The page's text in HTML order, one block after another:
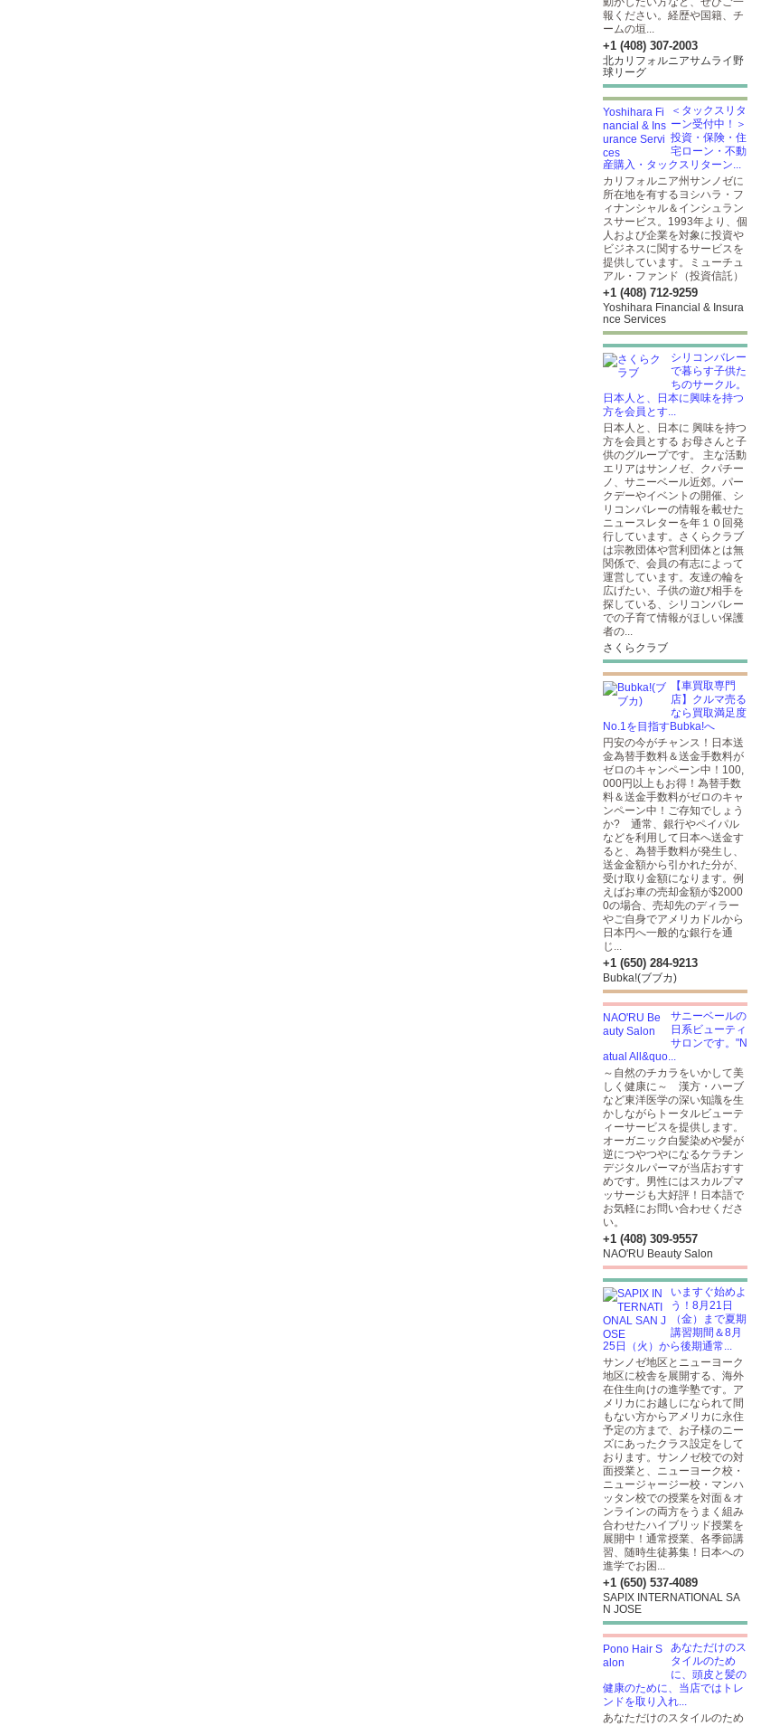
報ください。経歴や国籍、チ
ームの垣...
+1 (408) 307-2003
北カリフォルニアサムライ野
球リーグ
＜タックスリタ
ーン受付中！＞
投資・保険・住
宅ローン・不動
産購入・タックスリターン...
カリフォルニア州サンノゼに
所在地を有するヨシハラ・フ
ィナンシャル＆インシュラン
スサービス。1993年より、個
人および企業を対象に投資や
ビジネスに関するサービスを
提供しています。ミューチュ
アル・ファンド（投資信託）
+1 (408) 712-9259
Yoshihara Financial & Insura
nce Services
シリコンバレー
で暮らす子供た
ちのサークル。
日本人と、日本に興味を持つ
方を会員とす...
日本人と、日本に 興味を持つ
方を会員とする お母さんと子
供のグループです。 主な活動
エリアはサンノゼ、クパチー
ノ、サニーベール近郊。パー
クデーやイベントの開催、シ
リコンバレーの情報を載せた
ニュースレターを年１０回発
行しています。さくらクラブ
は宗教団体や営利団体とは無
関係で、会員の有志によって
運営しています。友達の輪を
広げたい、子供の遊び相手を
探している、シリコンバレー
での子育て情報がほしい保護
者の...
さくらクラブ
【車買取専門
店】クルマ売る
なら買取満足度
No.1を目指すBubka!へ
円安の今がチャンス！日本送
金為替手数料＆送金手数料が
ゼロのキャンペーン中！100,
000円以上もお得！為替手数
料＆送金手数料がゼロのキャ
ンペーン中！ご存知でしょう
か? 通常、銀行やペイパル
などを利用して日本へ送金す
ると、為替手数料が発生し、
送金金額から引かれた分が、
受け取り金額になります。例
えばお車の売却金額が$2000
0の場合、売却先のディラー
やご自身でアメリカドルから
日本円へ一般的な銀行を通
じ...
+1 (650) 284-9213
Bubka!(ブブカ)
サニーベールの
日系ビューティ
サロンです。"N
atual All&quo...
～自然のチカラをいかして美
しく健康に～ 漢方・ハーブ
など東洋医学の深い知識を生
かしながらトータルビューテ
ィーサービスを提供します。
オーガニック白髪染めや髪が
逆につやつやになるケラチン
デジタルパーマが当店おすす
めです。男性にはスカルプマ
ッサージも大好評！日本語で
お気軽にお問い合わせくださ
い。
+1 (408) 309-9557
NAO'RU Beauty Salon
いますぐ始めよ
う！8月21日
（金）まで夏期
講習期間＆8月
25日（火）から後期通常...
サンノゼ地区とニューヨーク
地区に校舎を展開する、海外
在住生向けの進学塾です。ア
メリカにお越しになられて間
もない方からアメリカに永住
予定の方まで、お子様のニー
ズにあったクラス設定をして
おります。サンノゼ校での対
面授業と、ニューヨーク校・
ニュージャージー校・マンハ
ッタン校での授業を対面＆オ
ンラインの両方をうまく組み
合わせたハイブリッド授業を
展開中！通常授業、各季節講
習、随時生徒募集！日本への
進学でお困...
+1 (650) 537-4089
SAPIX INTERNATIONAL SA
N JOSE
あなただけのス
タイルのため
に、頭皮と髪の
健康のために、当店ではトレ
ンドを取り入れ...
あなただけのスタイルのため